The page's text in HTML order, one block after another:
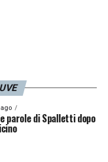
parole di Spalletti dopo